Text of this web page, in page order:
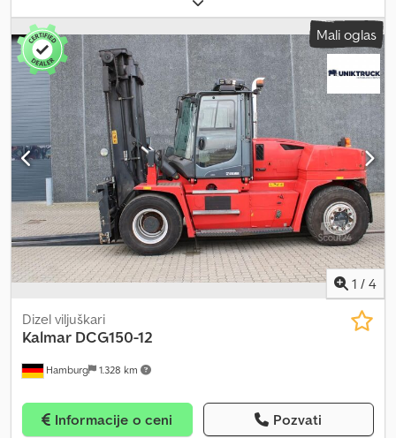
proizvođač: Kalmar Tip: DCG 150-12 Godina proizvodnje: 2017
Dedpsvlmtcjfx Ab Eock Radno vreme: 25178 Motor: Cummins B6.7
Snaga: 168 kV Gume: 12.00x20/20PR Težina: 23.220 kg Mast:
Dupleks Visina podizanja: 5.000 mm Nosivost: 15.000 kg Forks:
2.400 k 250 k 100 Oprema: Podešavanje viljuške Bočni pomak Puna
kabina sa zaštitnom rešetkom A/C Spreman za upotrebu. Greške i
prethodna prodaja izuzeti.
Mali oglas
1 / 4
Hamburg 1.328 km
Dizel viljuškari
Kalmar DCG150-12
Informacije o ceni Pozvati